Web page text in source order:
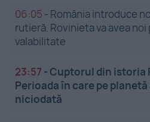
06:05 - România introduce
rutieră. Rovinieta va avea noi
valabilitate
23:57 -Cuptorul din istoria
Perioada în care pe
niciodată